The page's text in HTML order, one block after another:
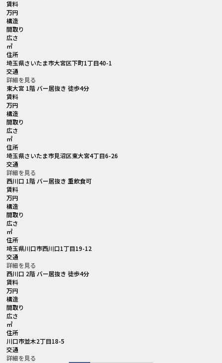
賃料
万円
構造
間取り
広さ
㎡
住所
埼玉県さいたま市大宮区下町1丁目40-1
交通
詳細を見る
東大宮 1階 バー居抜き 徒歩4分
賃料
万円
構造
間取り
広さ
㎡
住所
埼玉県さいたま市見沼区東大宮4丁目6-26
交通
詳細を見る
西川口 1階 バー居抜き 重飲食可
賃料
万円
構造
間取り
広さ
㎡
住所
埼玉県川口市西川口1丁目19-12
交通
詳細を見る
西川口 2階 バー居抜き 徒歩4分
賃料
万円
構造
間取り
広さ
㎡
住所
川口市並木2丁目18-5
交通
詳細を見る